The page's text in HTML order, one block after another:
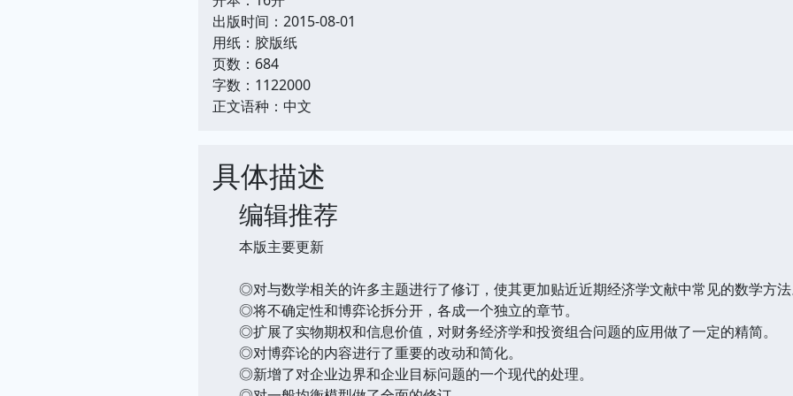
出版时间：2015-08-01
用纸：胶版纸
页数：684
字数：1122000
正文语种：中文
具体描述
编辑推荐
本版主要更新
◎对与数学相关的许多主题进行了修订，使其更加贴近近期经济学文献中常见的数学方
◎将不确定性和博弈论拆分开，各成一个独立的章节。
◎扩展了实物期权和信息价值，对财务经济学和投资组合问题的应用做了一定的精简。
◎对博弈论的内容进行了重要的改动和简化。
◎新增了对企业边界和企业目标问题的一个现代的处理。